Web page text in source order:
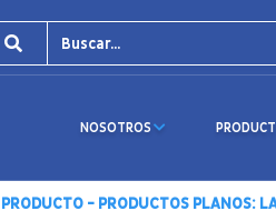
NOSOTROS
PRODUCTO - PRODUCTOS PLANOS: